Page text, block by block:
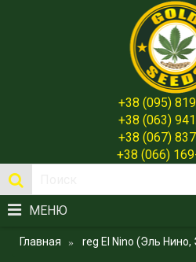
+38 (095)
+38 (063)
+38 (067)
+38 (066)
МЕНЮ
Главная reg El Nino (Эль